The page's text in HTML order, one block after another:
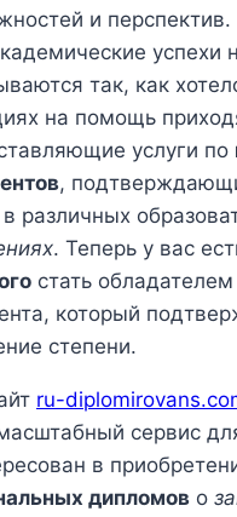
и
успехи
так, как
на помощь
услуги по
,
различных
. Теперь у вас
стать
который
степени.
ru-
сервис
в
дипломов о